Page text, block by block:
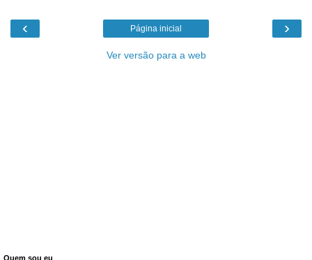
‹ ›
Página inicial
Ver versão para a web
Quem sou eu